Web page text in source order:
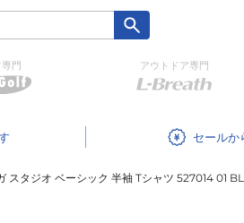
門 アウトドア専門
セール
スタジオ ベーシック 半袖 Tシャツ 527014 01